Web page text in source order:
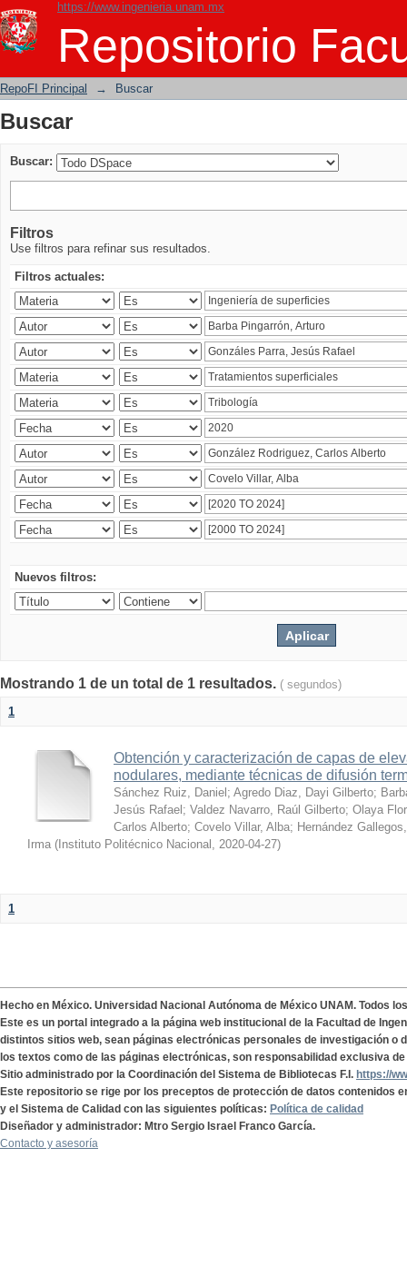
https://www.ingenieria.unam.mx
Repositorio
Buscar
RepoFI Principal → Buscar
Buscar
Buscar:
Filtros
Use filtros para refinar sus resultados.
Filtros actuales:
Nuevos filtros:
Mostrando 1 de un total de 1 resultados. ( segundos)
1
Obtención y caracterización de capas de
nodulares, mediante técnicas de difusión
Sánchez Ruiz, Daniel ; Agredo Diaz, Dayi Gilberto;
Jesús Rafael ; Valdez Navarro, Raúl Gilberto; Olaya
Carlos Alberto; Covelo Villar, Alba; Hernández
Irma ( Instituto Politécnico Nacional , 2020-04-27)
1
Hecho en México. Universidad Nacional Autónoma de México UNAM. Todos
Este es un portal integrado a la página web institucional de la Facultad de
distintos sitios web, sean páginas electrónicas personales de investigación o
los textos como de las páginas electrónicas, son responsabilidad exclusiva
Sitio administrado por la Coordinación del Sistema de Bibliotecas F.I. https://
Este repositorio se rige por los preceptos de protección de datos contenidos
y el Sistema de Calidad con las siguientes políticas: Política de calidad
Diseñador y administrador: Mtro Sergio Israel Franco García.
Contacto y asesoría